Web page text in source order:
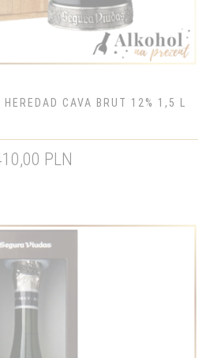
CAVA BRUT 12% 1,5 L
PLN